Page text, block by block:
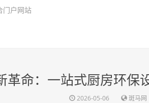
门户网站
革命：一站式厨房环保
2026-05-06 斑马网